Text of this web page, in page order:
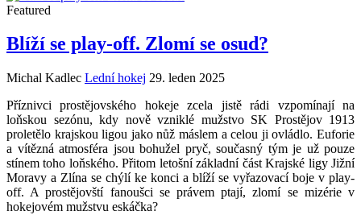
Featured
Blíží se play-off. Zlomí se osud?
Michal Kadlec Lední hokej 29. leden 2025
Příznivci prostějovského hokeje zcela jistě rádi vzpomínají na
loňskou sezónu, kdy nově vzniklé mužstvo SK Prostějov 1913
proletělo krajskou ligou jako nůž máslem a celou ji ovládlo. Euforie
a vítězná atmosféra jsou bohužel pryč, současný tým je už pouze
stínem toho loňského. Přitom letošní základní část Krajské ligy Jižní
Moravy a Zlína se chýlí ke konci a blíží se vyřazovací boje v play-
off. A prostějovští fanoušci se právem ptají, zlomí se mizérie v
hokejovém mužstvu eskáčka?